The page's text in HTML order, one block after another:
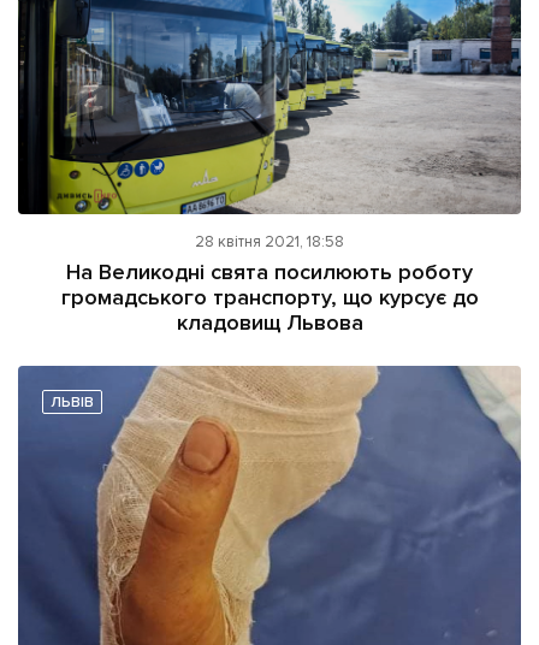
28 квітня 2021, 18:58
На Великодні свята посилюють роботу
громадського транспорту, що курсує до
кладовищ Львова
ЛЬВІВ